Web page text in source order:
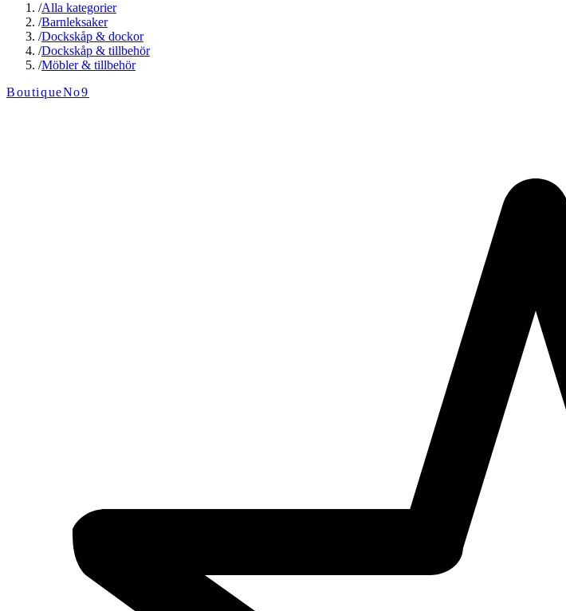
/Alla kategorier
/Barnleksaker
/Dockskåp & dockor
/Dockskåp & tillbehör
/Möbler & tillbehör
BoutiqueNo9